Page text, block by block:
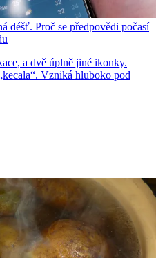
déšť. Proč se předpovědi počasí
a dvě úplně jiné ikonky.
Vzniká hluboko pod